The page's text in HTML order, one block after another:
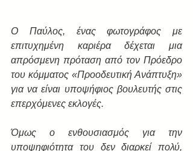
Ο Παύλος, ένας φωτογράφος με
επιτυχημένη καριέρα δέχεται μια
απρόσμενη πρόταση από τον Πρόεδρο
του κόμματος «Προοδευτική Ανάπτυξη»
για να είναι υποψήφιος βουλευτής στις
επερχόμενες εκλογές.
Όμως ο ενθουσιασμός για την
υποψηφιότητα του δεν διαρκεί πολύ,